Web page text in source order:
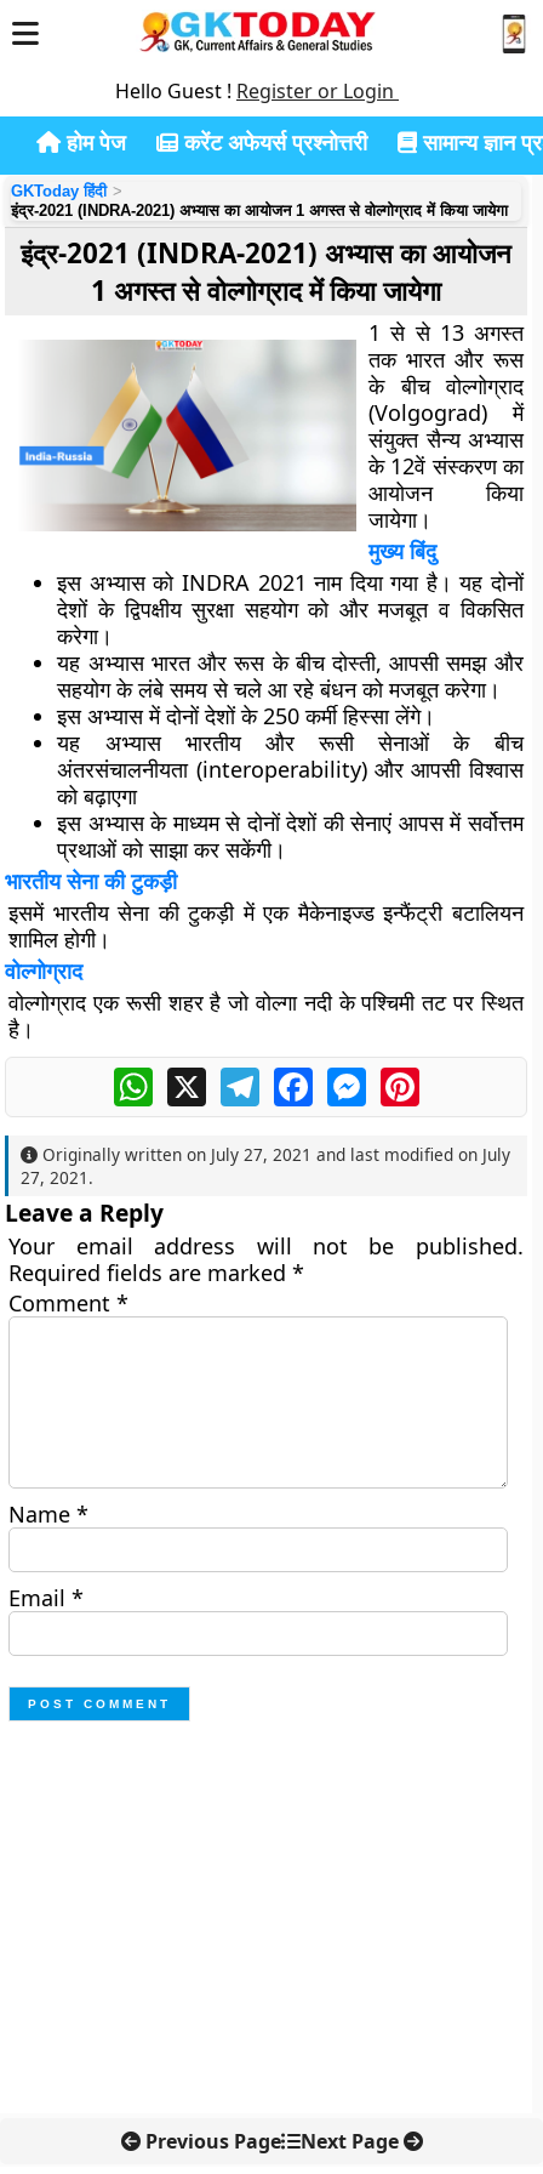
Hello Guest ! Register or Login
होम पेज करेंट अफेयर्स प्रश्नोत्तरी सामान्य ज्ञान
GKToday हिंदी
इंद्र-2021 (INDRA-2021) अभ्यास का आयोजन 1 अगस्त से वोल्गोग्राद में किया जायेगा
इंद्र-2021 (INDRA-2021) अभ्यास का आयोजन
1 अगस्त से वोल्गोग्राद में किया जायेगा
1 से से 13 अगस्त
तक भारत और रूस
के बीच वोल्गोग्राद
(Volgograd) में
संयुक्त सैन्य अभ्यास
के 12वें संस्करण का
आयोजन किया
जायेगा।
मुख्य बिंदु
इस अभ्यास को INDRA 2021 नाम दिया गया है। यह दोनों
देशों के द्विपक्षीय सुरक्षा सहयोग को और मजबूत व विकसित
करेगा।
यह अभ्यास भारत और रूस के बीच दोस्ती, आपसी समझ और
सहयोग के लंबे समय से चले आ रहे बंधन को मजबूत करेगा।
इस अभ्यास में दोनों देशों के 250 कर्मी हिस्सा लेंगे।
यह अभ्यास भारतीय और रूसी सेनाओं के बीच
अंतरसंचालनीयता (interoperability) और आपसी विश्वास
को बढ़ाएगा
इस अभ्यास के माध्यम से दोनों देशों की सेनाएं आपस में सर्वोत्तम
प्रथाओं को साझा कर सकेंगी।
भारतीय सेना की टुकड़ी
इसमें भारतीय सेना की टुकड़ी में एक मैकेनाइज्ड इन्फैंट्री बटालियन
शामिल होगी।
वोल्गोग्राद
वोल्गोग्राद एक रूसी शहर है जो वोल्गा नदी के पश्चिमी तट पर स्थित
है।
WhatsApp
X TelegramFacebookMessengerPinterest
Originally written on July 27, 2021 and last modified on July
27, 2021 .
Leave a Reply
Your email address will not be published.
Required fields are marked*
Comment*
Name*
Email*
Previous Page Next Page